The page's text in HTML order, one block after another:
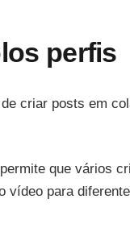
perfis
criar posts em
que vários
vídeo para